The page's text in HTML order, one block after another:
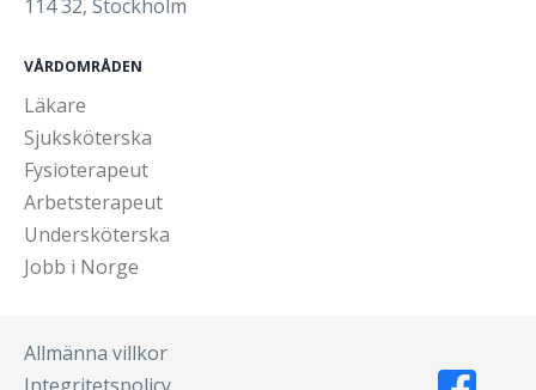
114 32, Stockholm
VÅRDOMRÅDEN
Läkare
Sjuksköterska
Fysioterapeut
Arbetsterapeut
Undersköterska
Jobb i Norge
Allmänna villkor
Integritetspolicy